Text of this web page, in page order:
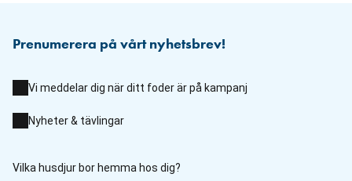
Prenumerera på vårt nyhetsbrev!
Vi meddelar dig när ditt foder är på kampanj
Nyheter & tävlingar
Vilka husdjur bor hemma hos dig?